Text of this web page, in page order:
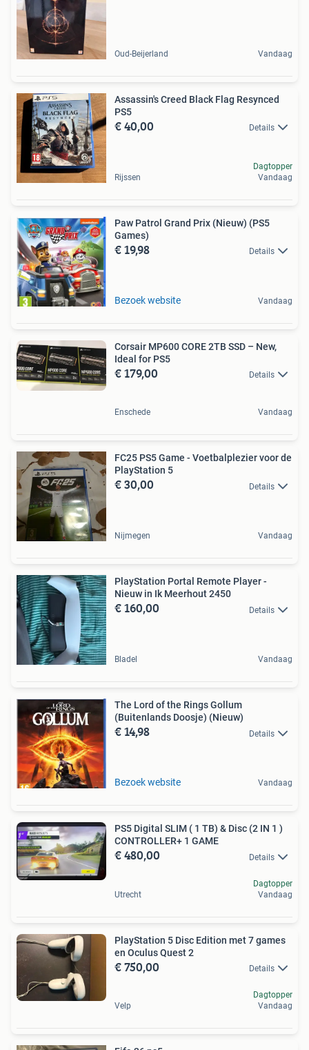
Oud-Beijerland Vandaag
Assassin's Creed Black Flag Resynced
PS5
€ 40,00 Details
Rijssen
Dagtopper
Vandaag
Paw Patrol Grand Prix (Nieuw) (PS5
Games)
€ 19,98 Details
Bezoek website Vandaag
Corsair MP600 CORE 2TB SSD – New,
Ideal for PS5
€ 179,00 Details
Enschede Vandaag
FC25 PS5 Game - Voetbalplezier voor de
PlayStation 5
€ 30,00 Details
Nijmegen Vandaag
PlayStation Portal Remote Player -
Nieuw in Ik Meerhout 2450
€ 160,00 Details
Bladel Vandaag
The Lord of the Rings Gollum
(Buitenlands Doosje) (Nieuw)
€ 14,98 Details
Bezoek website Vandaag
PS5 Digital SLIM ( 1 TB) & Disc (2 IN 1 )
CONTROLLER+ 1 GAME
€ 480,00 Details
Utrecht
Dagtopper
Vandaag
PlayStation 5 Disc Edition met 7 games
en Oculus Quest 2
€ 750,00 Details
Velp
Dagtopper
Vandaag